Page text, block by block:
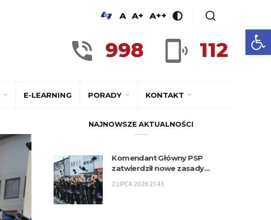
A A+ A++
998 112
E-LEARNING PORADY KONTAKT
NAJNOWSZE AKTUALNOŚCI
Komendant Główny PSP
zatwierdził nowe zasady
kwalifikacyjne kursy
2 LIPCA 2026 21:43